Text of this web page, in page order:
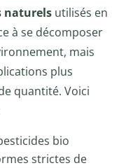
naturelsutilisés en
à se décomposer
mais
plus
quantité. Voici
bio
strictes de